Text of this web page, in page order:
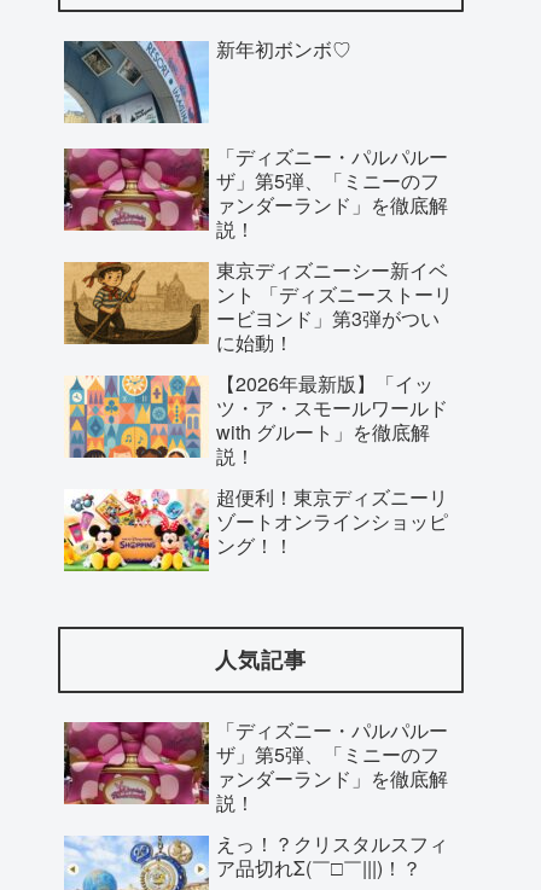
新年初ボンボ♡
「ディズニー・パルパルー
ザ」第5弾、「ミニーのフ
ァンダーランド」を徹底解
説！
東京ディズニーシー新イベ
ント 「ディズニーストーリ
ービヨンド」第3弾がつい
に始動！
【2026年最新版】「イッ
ツ・ア・スモールワールド
with グルート」を徹底解
説！
超便利！東京ディズニーリ
ゾートオンラインショッピ
ング！！
人気記事
「ディズニー・パルパルー
ザ」第5弾、「ミニーのフ
ァンダーランド」を徹底解
説！
えっ！？クリスタルスフィ
ア品切れΣ(￣□￣|||)！？